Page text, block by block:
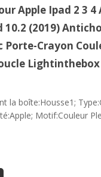
Apple Ipad 2 3
10.2 (2019)
Porte-Crayon
Lightinthebox
la boîte:Housse1;
Motif:Couleur